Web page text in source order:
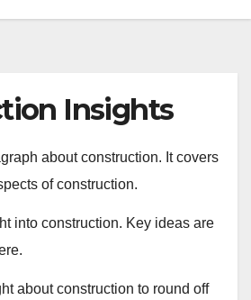
Insights
about construction. It covers
of construction.
into construction. Key ideas are
about construction to round off